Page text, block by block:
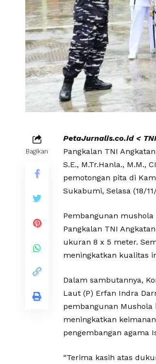
Bagikan
PetaJurnalis.co.id <
Pangkalan TNI
S.E., M.Tr.Hanla., M.M.,
pemotongan pita di
Sukabumi, Selasa (18/
Pembangunan
Pangkalan TNI
ukuran 8 x 5 meter.
meningkatkan kualitas
Dalam sambutannya,
Laut (P) Erfan Indra
pembangunan
meningkatkan
pengembangan agama
“Terima kasih atas